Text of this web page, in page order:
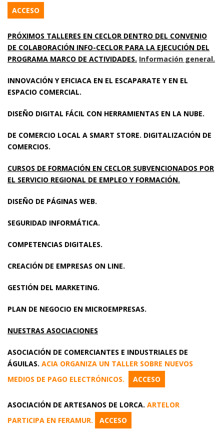
ACCESO
PRÓXIMOS TALLERES EN CECLOR DENTRO DEL CONVENIO
DE COLABORACIÓN INFO-CECLOR PARA LA EJECUCIÓN DEL
PROGRAMA MARCO DE ACTIVIDADES. Información general.
INNOVACIÓN Y EFICIACA EN EL ESCAPARATE Y EN EL
ESPACIO COMERCIAL.
DISEÑO DIGITAL FÁCIL CON HERRAMIENTAS EN LA NUBE.
DE COMERCIO LOCAL A SMART STORE. DIGITALIZACIÓN DE
COMERCIOS.
CURSOS DE FORMACIÓN EN CECLOR SUBVENCIONADOS POR
EL SERVICIO REGIONAL DE EMPLEO Y FORMACIÓN.
DISEÑO DE PÁGINAS WEB.
SEGURIDAD INFORMÁTICA.
COMPETENCIAS DIGITALES.
CREACIÓN DE EMPRESAS ON LINE.
GESTIÓN DEL MARKETING.
PLAN DE NEGOCIO EN MICROEMPRESAS.
NUESTRAS ASOCIACIONES
ASOCIACIÓN DE COMERCIANTES E INDUSTRIALES DE
ÁGUILAS. ACIA ORGANIZA UN TALLER SOBRE NUEVOS
MEDIOS DE PAGO ELECTRÓNICOS.
ACCESO
ASOCIACIÓN DE ARTESANOS DE LORCA. ARTELOR
PARTICIPA EN FERAMUR.
ACCESO